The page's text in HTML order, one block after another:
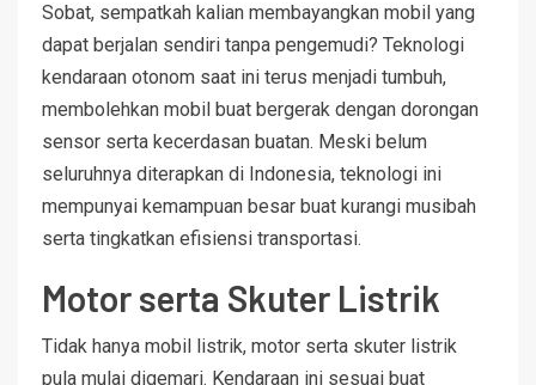
Sobat, sempatkah kalian membayangkan mobil yang
dapat berjalan sendiri tanpa pengemudi? Teknologi
kendaraan otonom saat ini terus menjadi tumbuh,
membolehkan mobil buat bergerak dengan dorongan
sensor serta kecerdasan buatan. Meski belum
seluruhnya diterapkan di Indonesia, teknologi ini
mempunyai kemampuan besar buat kurangi musibah
serta tingkatkan efisiensi transportasi.
Motor serta Skuter Listrik
Tidak hanya mobil listrik, motor serta skuter listrik
pula mulai digemari. Kendaraan ini sesuai buat